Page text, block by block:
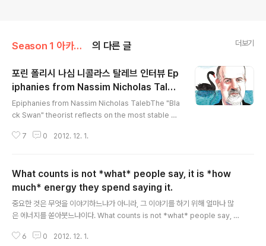
Season 1 아카이브/인물 의 다른 글 더보기
포린 폴리시 나심 니콜라스 탈레브 인터뷰 Ep
iphanies from Nassim Nicholas Taleb
by Foreign Policy November 2012
Epiphanies from Nassim Nicholas TalebThe "Bla
ck Swan" theorist reflects on the most stable co
ean Union. Foreign Policy | NOVEMBER 2012 나
[원문보기]http://www.foreignpolicy.com/articles/
2012/10/08/epiphanies_from_nassim_nicholas_
taleb - 사물의 세 가지 형태 Fragile : 쉽게 부서지는 thi
ngs that break, like th..
7 0 2012. 12. 1.
What counts is not *what* people say, it is *how
much* energy they spend saying it.
중요한 것은 무엇을 이야기하느냐가 아니라, 그 이야기를 하기 위해 얼마나 많
은 에너지를 쏟아붓느냐이다. What counts is not *what* people say, it
bridged)외국도서저자 : Taleb, Nassim Nicholas출판 : Random Hous
6 0 2012. 12. 1.